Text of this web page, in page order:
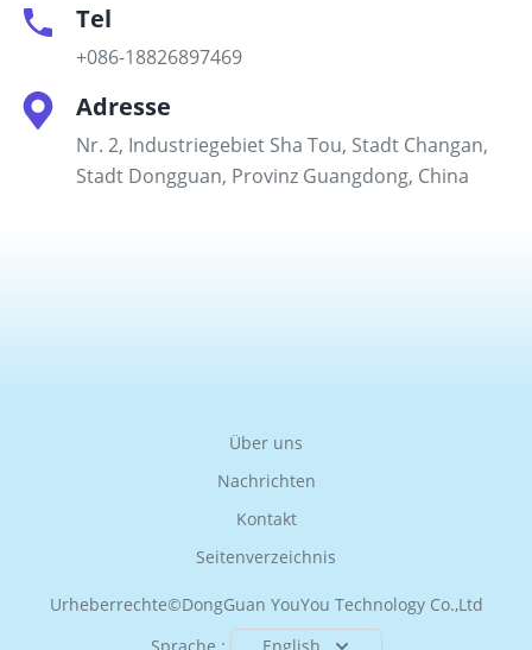
Tel
+086-18826897469
Adresse
Nr. 2, Industriegebiet Sha Tou, Stadt Changan,
Stadt Dongguan, Provinz Guangdong, China
Über uns
Nachrichten
Kontakt
Seitenverzeichnis
Urheberrechte©DongGuan YouYou Technology Co.,Ltd